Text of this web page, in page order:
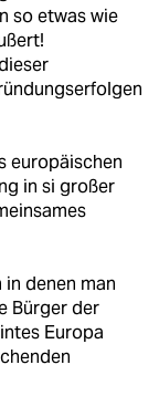
so etwas wie
europäischen
in si großer
denen man
Bürger der
Europa